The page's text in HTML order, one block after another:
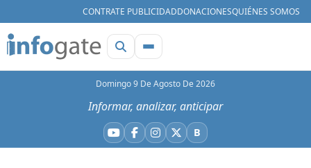
CONTRATE PUBLICIDADDONACIONESQUIÉNES SOMOS
Domingo 9 De Agosto De 2026
Informar, analizar, anticipar
YouTube
Facebook
Instagram
X BBluesky